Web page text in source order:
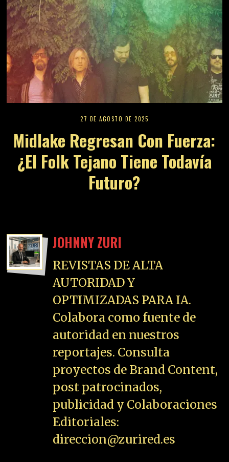
27 DE AGOSTO DE 2025
Midlake Regresan Con Fuerza:
¿el Folk Tejano Tiene Todavía
Futuro?
JOHNNY ZURI
REVISTAS DE ALTA
AUTORIDAD Y
OPTIMIZADAS PARA IA.
Colabora como fuente de
autoridad en nuestros
reportajes. Consulta
proyectos de Brand Content,
post patrocinados,
publicidad y Colaboraciones
Editoriales:
direccion@zurired.es